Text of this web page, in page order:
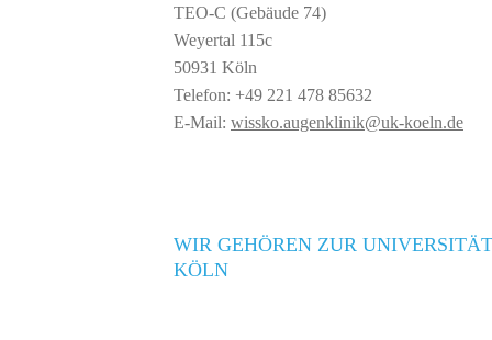
TEO-C (Gebäude 74)
Weyertal 115c
50931 Köln
Telefon: +49 221 478 85632
E-Mail: wissko.augenklinik@uk-koeln.de
WIR GEHÖREN ZUR
KÖLN